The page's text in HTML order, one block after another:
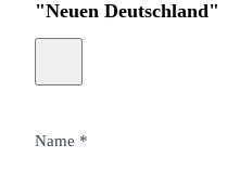
"Neuen Deutschland"
Name *